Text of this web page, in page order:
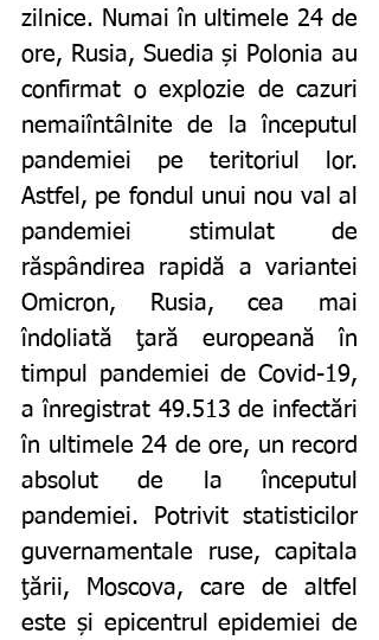
zilnice. Numai în ultimele 24 de
ore, Rusia, Suedia și Polonia au
confirmat o explozie de cazuri
nemaiîntâlnite de la începutul
pandemiei pe teritoriul lor.
Astfel, pe fondul unui nou val al
pandemiei stimulat de
răspândirea rapidă a variantei
Omicron, Rusia, cea mai
îndoliată ţară europeană în
timpul pandemiei de Covid-19,
a înregistrat 49.513 de infectări
în ultimele 24 de ore, un record
absolut de la începutul
pandemiei. Potrivit statisticilor
guvernamentale ruse, capitala
ţării, Moscova, care de altfel
este și epicentrul epidemiei de